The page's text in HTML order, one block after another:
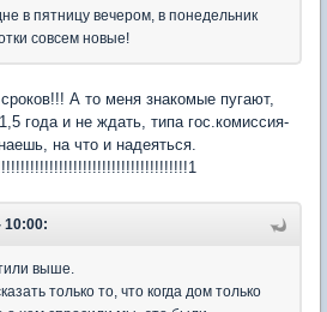
в пятницу вечером, в понедельник
совсем новые!
А то меня знакомые пугают,
года и не ждать, типа гос.комиссия-
на что и надеяться.
10:00:
выше.
только то, что когда дом только